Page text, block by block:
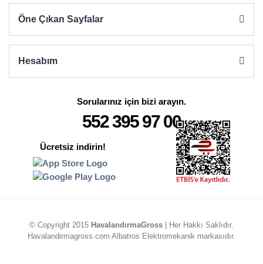
Öne Çıkan Sayfalar
Hesabım
Sorularınız için bizi arayın.
552 395 97 00
Ücretsiz indirin!
© Copyright 2015 HavalandırmaGross | Her Hakkı Saklıdır.
Havalandirmagross.com Albatros Elektromekanik markasıdır.